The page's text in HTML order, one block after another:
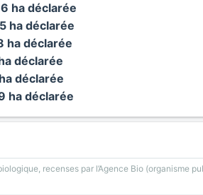
ha déclarée
ha déclarée
ha déclarée
déclarée
déclarée
ha déclarée
recenses par l’Agence Bio (organisme